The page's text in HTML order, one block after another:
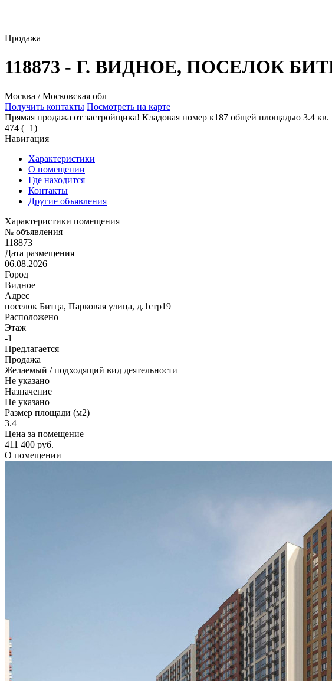
Продажа
118873 - Г. ВИДНОЕ, ПОСЕЛОК
Москва / Московская обл
Получить контакты Посмотреть на карте
Прямая продажа от застройщика! Кладовая номер к187 общей площадью 3.4
474 (+1)
Навигация
Характеристики
О помещении
Где находится
Контакты
Другие объявления
Характеристики помещения
№ объявления
118873
Дата размещения
06.08.2026
Город
Видное
Адрес
поселок Битца, Парковая улица, д.1стр19
Расположено
Этаж
-1
Предлагается
Продажа
Желаемый / подходящий вид деятельности
Не указано
Назначение
Не указано
Размер площади (м2)
3.4
Цена за помещение
411 400 руб.
О помещении